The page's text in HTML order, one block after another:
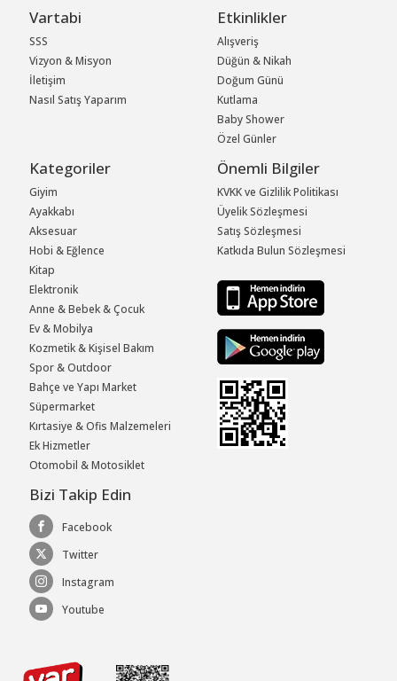
Vartabi
SSS
Vizyon & Misyon
İletişim
Nasıl Satış Yaparım
Etkinlikler
Alışveriş
Düğün & Nikah
Doğum Günü
Kutlama
Baby Shower
Özel Günler
Kategoriler
Giyim
Ayakkabı
Aksesuar
Hobi & Eğlence
Kitap
Elektronik
Anne & Bebek & Çocuk
Ev & Mobilya
Kozmetik & Kişisel Bakım
Spor & Outdoor
Bahçe ve Yapı Market
Süpermarket
Kırtasiye & Ofis Malzemeleri
Ek Hizmetler
Otomobil & Motosiklet
Önemli Bilgiler
KVKK ve Gizlilik Politikası
Üyelik Sözleşmesi
Satış Sözleşmesi
Katkıda Bulun Sözleşmesi
Bizi Takip Edin
Facebook
Twitter
Instagram
Youtube